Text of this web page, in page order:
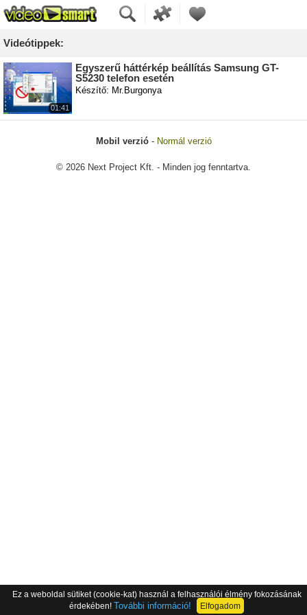
Videótippek:
01:41
Egyszerű háttérkép beállítás Samsung GT-
S5230 telefon esetén
Készítő: Mr.Burgonya
Mobil verzió- Normál verzió
© 2026 Next Project Kft. - Minden jog fenntartva.
Ez a weboldal sütiket (cookie-kat) használ a felhasználói élmény fokozásának
érdekében! További információ! Elfogadom